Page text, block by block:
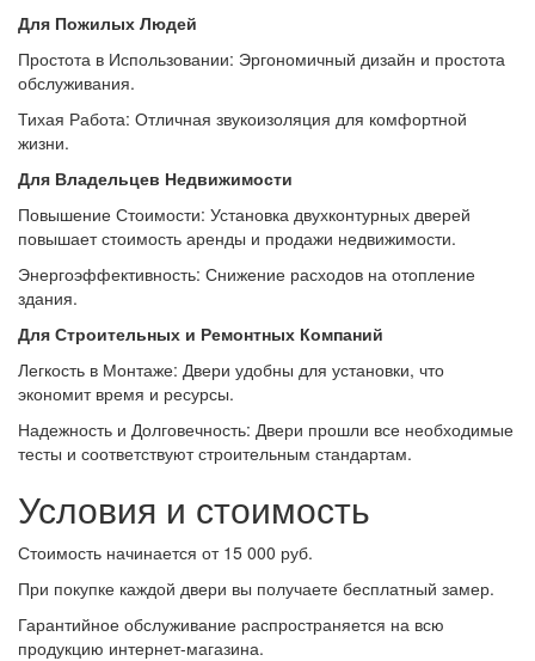
Для Пожилых Людей
Простота в Использовании: Эргономичный дизайн и простота
обслуживания.
Тихая Работа: Отличная звукоизоляция для комфортной
жизни.
Для Владельцев Недвижимости
Повышение Стоимости: Установка двухконтурных дверей
повышает стоимость аренды и продажи недвижимости.
Энергоэффективность: Снижение расходов на отопление
здания.
Для Строительных и Ремонтных Компаний
Легкость в Монтаже: Двери удобны для установки, что
экономит время и ресурсы.
Надежность и Долговечность: Двери прошли все необходимые
тесты и соответствуют строительным стандартам.
Условия и стоимость
Стоимость начинается от 15 000 руб.
При покупке каждой двери вы получаете бесплатный замер.
Гарантийное обслуживание распространяется на всю
продукцию интернет-магазина.